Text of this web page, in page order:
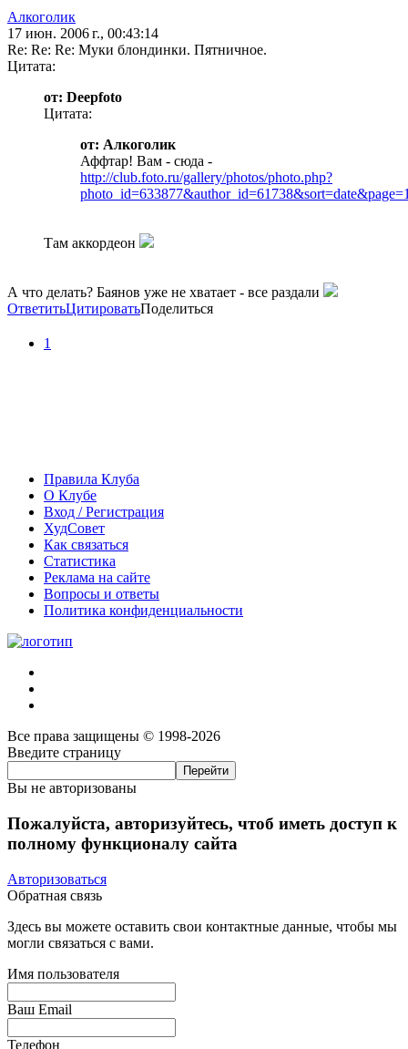
Алкоголик
17 июн. 2006 г., 00:43:14
Re: Re: Re: Муки блондинки. Пятничное.
Цитата:
от: Deepfoto
Цитата:
от: Алкоголик
Аффтар! Вам - сюда -
http://club.foto.ru/gallery/photos/photo.php?
Там аккордеон
А что делать? Баянов уже не хватает - все раздали
ОтветитьЦитироватьПоделиться
1
Правила Клуба
О Клубе
Вход / Регистрация
ХудСовет
Как связаться
Статистика
Реклама на сайте
Вопросы и ответы
Политика конфиденциальности
Все права защищены © 1998-2026
Введите страницу
Вы не авторизованы
Пожалуйста, авторизуйтесь, чтоб иметь доступ к
полному функционалу сайта
Авторизоваться
Обратная связь
Здесь вы можете оставить свои контактные данные, чтобы мы
могли связаться с вами.
Имя пользователя
Ваш Email
Телефон